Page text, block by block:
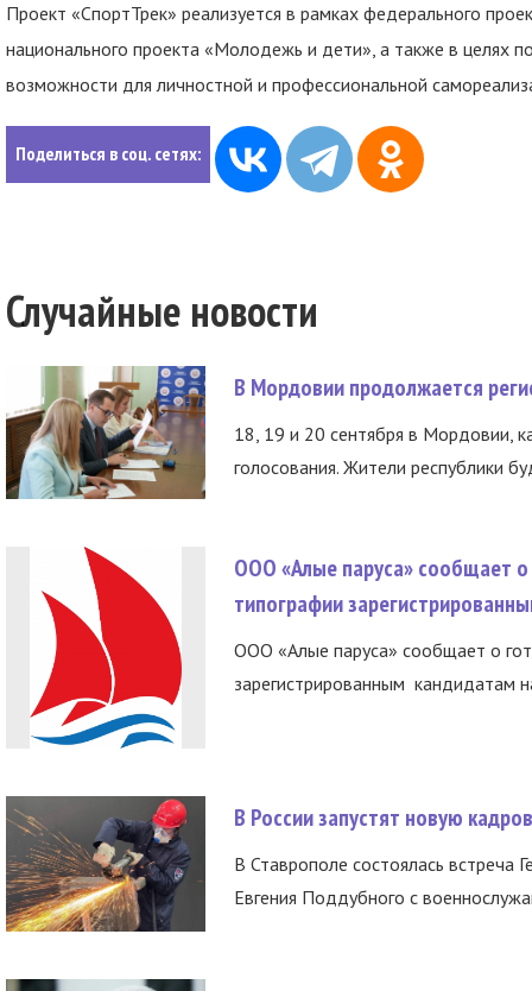
Проект «СпортТрек» реализуется в рамках федерального
национального проекта «Молодежь и дети», а также в целях
возможности для личностной и профессиональной
Поделиться в соц. сетях:
Случайные новости
В Мордовии продолжается
18, 19 и 20 сентября в Мордовии,
голосования. Жители республики
ООО «Алые паруса» сообщает о
типографии
ООО «Алые паруса» сообщает о
зарегистрированным кандидатам
В России запустят новую
В Ставрополе состоялась встреча
Евгения Поддубного с